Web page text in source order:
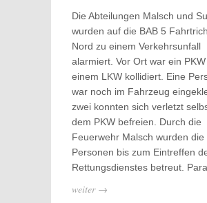
Die Abteilungen Malsch und
wurden auf die BAB 5
Nord zu einem Verkehrsunfall
alarmiert. Vor Ort war ein
einem LKW kollidiert. Eine
war noch im Fahrzeug
zwei konnten sich verletzt
dem PKW befreien. Durch die
Feuerwehr Malsch wurden die
Personen bis zum Eintreffen
Rettungsdienstes betreut.
weiter →